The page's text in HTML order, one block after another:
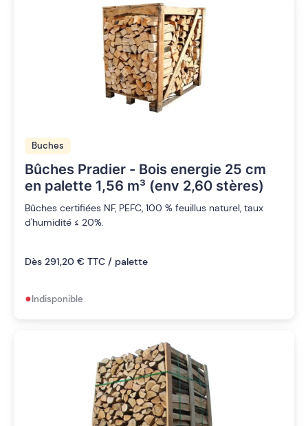
Buches
Bûches Pradier - Bois energie 25 cm
en palette 1,56 m³ (env 2,60 stères)
Bûches certifiées NF, PEFC, 100 % feuillus naturel, taux
d'humidité ≤ 20%.
Dès 291,20 € TTC / palette
•Indisponible